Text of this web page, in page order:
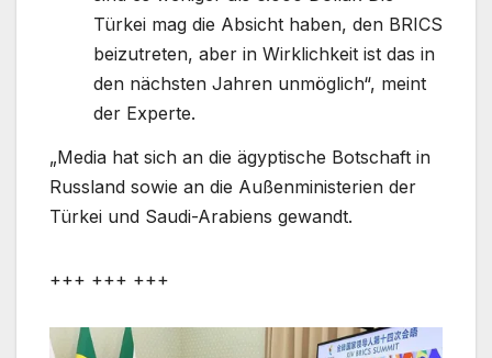
Türkei mag die Absicht haben, den BRICS
beizutreten, aber in Wirklichkeit ist das in
den nächsten Jahren unmöglich“, meint
der Experte.
„Media hat sich an die ägyptische Botschaft in
Russland sowie an die Außenministerien der
Türkei und Saudi-Arabiens gewandt.
+++ +++ +++